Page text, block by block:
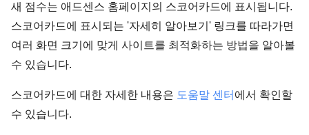
새 점수는 애드센스 홈페이지의 스코어카드에 표시됩니다.
스코어카드에 표시되는 '자세히 알아보기' 링크를 따라가면
여러 화면 크기에 맞게 사이트를 최적화하는 방법을 알아볼
수 있습니다.
스코어카드에 대한 자세한 내용은 도움말 센터 에서 확인할
수 있습니다.